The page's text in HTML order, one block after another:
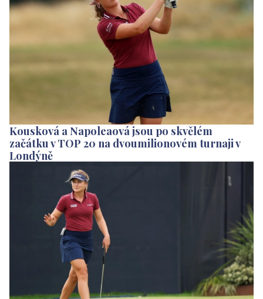
Kousková a Napoleaová jsou po skvělém
začátku v TOP 20 na dvoumilionovém turnaji v
Londýně